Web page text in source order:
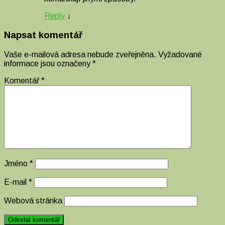
Reply ↓
Napsat komentář
Vaše e-mailová adresa nebude zveřejněna. Vyžadované
informace jsou označeny*
Komentář*
Jméno *
E-mail *
Webová stránka